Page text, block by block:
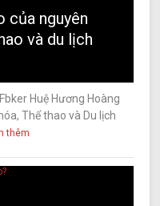
của nguyên
và du lịch
Huệ Hương Hoàng
Thể thao và Du lịch
thêm